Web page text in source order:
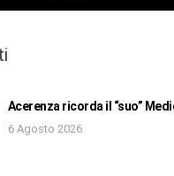
Acerenza ricorda il “suo”
6 Agosto 2026